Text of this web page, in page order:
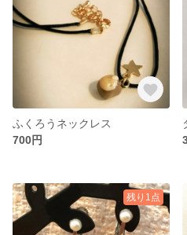
ふくろうネックレス
700円
残り1点